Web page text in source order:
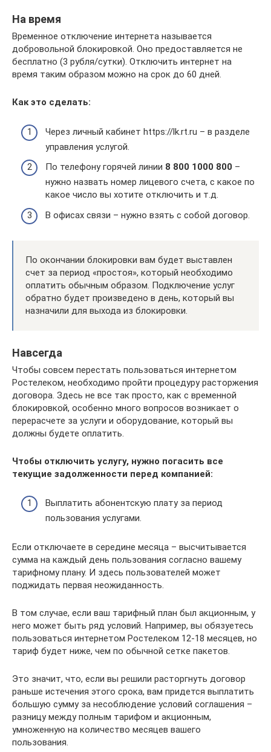
На время
Временное отключение интернета называется
добровольной блокировкой. Оно предоставляется не
бесплатно (3 рубля/сутки). Отключить интернет на
время таким образом можно на срок до 60 дней.
Как это сделать:
Через личный кабинет https://lk.rt.ru – в разделе
управления услугой.
По телефону горячей линии 8 800 1000 800 –
нужно назвать номер лицевого счета, с какое по
какое число вы хотите отключить и т.д.
В офисах связи – нужно взять с собой договор.
По окончании блокировки вам будет выставлен
счет за период «простоя», который необходимо
оплатить обычным образом. Подключение услуг
обратно будет произведено в день, который вы
назначили для выхода из блокировки.
Навсегда
Чтобы совсем перестать пользоваться интернетом
Ростелеком, необходимо пройти процедуру расторжения
договора. Здесь не все так просто, как с временной
блокировкой, особенно много вопросов возникает о
перерасчете за услуги и оборудование, который вы
должны будете оплатить.
Чтобы отключить услугу, нужно погасить все
текущие задолженности перед компанией:
Выплатить абонентскую плату за период
пользования услугами.
Если отключаете в середине месяца – высчитывается
сумма на каждый день пользования согласно вашему
тарифному плану. И здесь пользователей может
поджидать первая неожиданность.
В том случае, если ваш тарифный план был акционным, у
него может быть ряд условий. Например, вы обязуетесь
пользоваться интернетом Ростелеком 12-18 месяцев, но
тариф будет ниже, чем по обычной сетке пакетов.
Это значит, что, если вы решили расторгнуть договор
раньше истечения этого срока, вам придется выплатить
большую сумму за несоблюдение условий соглашения –
разницу между полным тарифом и акционным,
умноженную на количество месяцев вашего
пользования.